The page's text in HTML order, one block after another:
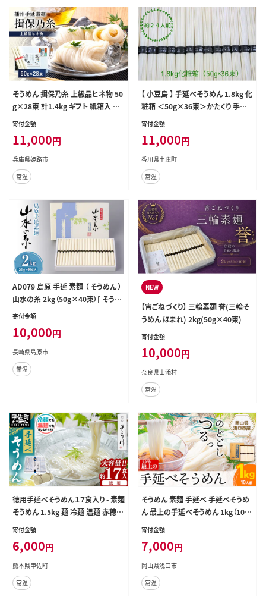
そうめん 揖保乃糸 上級品ヒネ物 50
g×28束 計1.4kg ギフト 紙箱入 ひ
ね 赤帯 上級 麺 乾麺 麺類 播州 手延
庫県 姫路市
寄付金額
11,000円
兵庫県姫路市
常温
【 小豆島 】 手延べそうめん 1.8kg 化
粧箱 ＜50g×36束＞かたくり 手延
べ 手延 手延素麺 そうめん 素麺 麺
庄町
寄付金額
11,000円
香川県土庄町
常温
AD079 島原 手延 素麺 （ そうめん ）
山水の糸 2kg（50g×40束）[ そうめ
ん 素麺 手延べ素麺 手延べそうめん
原市 ]
寄付金額
10,000円
長崎県島原市
常温
NEW
【宵ごねづくり】 三輪素麺 誉(三輪そ
うめん ほまれ) 2kg(50g×40束)
寄付金額
10,000円
奈良県山添村
常温
徳用手延べそうめん１７食入り - 素麺
そうめん 1.5kg 麺 冷麺 温麺 赤穂塩
手延 手延べ 熊本県 甲佐町
寄付金額
6,000円
熊本県甲佐町
常温
そうめん 素麺 手延べ 手延べそうめ
ん 最上の手延べそうめん 1kg（10人
前）最上手延素麺 《30日以内に出荷
予定(土日祝除く)》 岡山県 浅口市
送料無料 ソウメン 麺 手のべ てのべ
にゅうめん---124_673_30d_24_70
00_1somen---
寄付金額
7,000円
岡山県浅口市
常温